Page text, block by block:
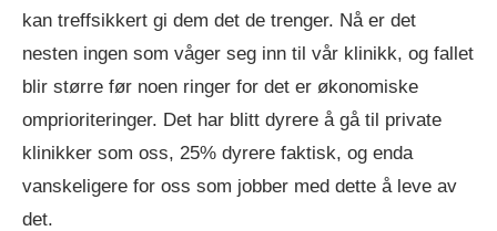
kan treffsikkert gi dem det de trenger. Nå er det
nesten ingen som våger seg inn til vår klinikk, og fallet
blir større før noen ringer for det er økonomiske
omprioriteringer. Det har blitt dyrere å gå til private
klinikker som oss, 25% dyrere faktisk, og enda
vanskeligere for oss som jobber med dette å leve av
det.